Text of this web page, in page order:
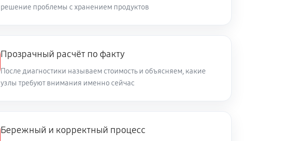
решение проблемы с хранением продуктов
Прозрачный расчёт по факту
После диагностики называем стоимость и объясняем, какие
узлы требуют внимания именно сейчас
Бережный и корректный процесс